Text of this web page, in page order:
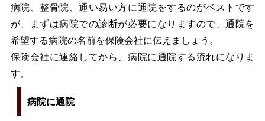
病院、整骨院、通い易い方に通院をするのがベストです
が、まずは病院での診断が必要になりますので、通院を
希望する病院の名前を保険会社に伝えましょう。
保険会社に連絡してから、病院に通院する流れになりま
す。
病院に通院